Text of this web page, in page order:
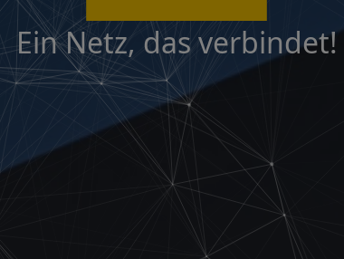
Ein Netz, das verbindet!